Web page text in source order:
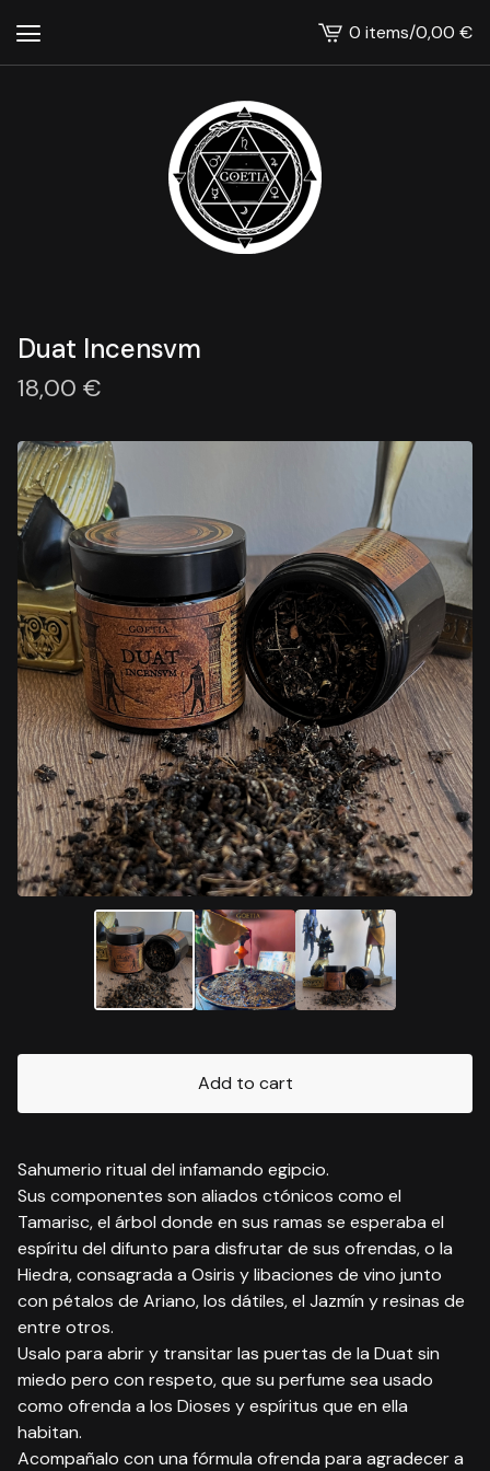
View
cart
0 items/0,00 €
Duat Incensvm
18,00 €
Add to cart
Sahumerio ritual del infamando egipcio.
Sus componentes son aliados ctónicos como el
Tamarisc, el árbol donde en sus ramas se esperaba el
espíritu del difunto para disfrutar de sus ofrendas, o la
Hiedra, consagrada a Osiris y libaciones de vino junto
con pétalos de Ariano, los dátiles, el Jazmín y resinas de
entre otros.
Usalo para abrir y transitar las puertas de la Duat sin
miedo pero con respeto, que su perfume sea usado
como ofrenda a los Dioses y espíritus que en ella
habitan.
Acompañalo con una fórmula ofrenda para agradecer a